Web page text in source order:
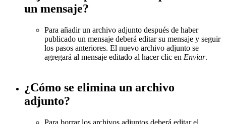
un mensaje?
Para añadir un archivo adjunto después de haber
publicado un mensaje deberá editar su mensaje y seguir
los pasos anteriores. El nuevo archivo adjunto se
agregará al mensaje editado al hacer clic en Enviar.
¿Cómo se elimina un archivo
adjunto?
Para borrar los archivos adjuntos deberá editar el